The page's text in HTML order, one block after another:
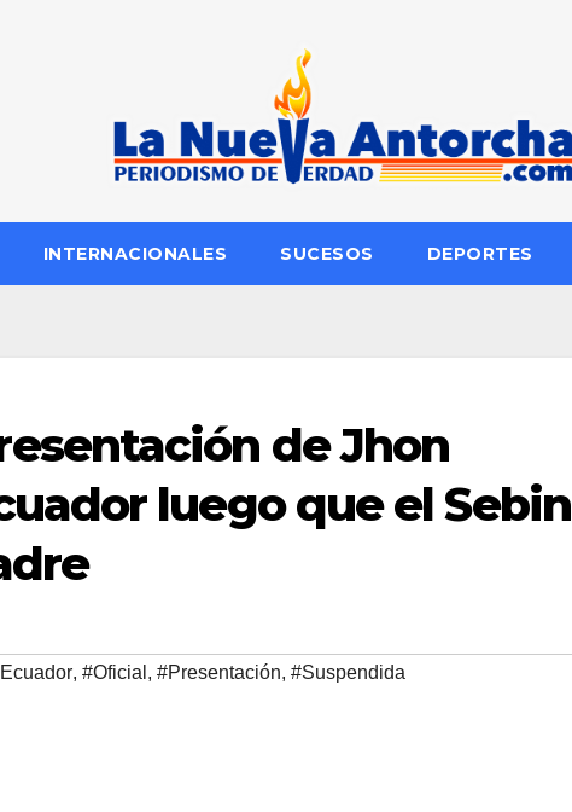
INTERNACIONALES SUCESOS DEPORTES
de Jhon
luego que el Sebin
, #Oficial , #Presentación, #Suspendida